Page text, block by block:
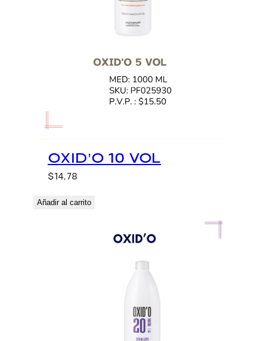
OXID’O 10 VOL
$14,78
Añadir al carrito